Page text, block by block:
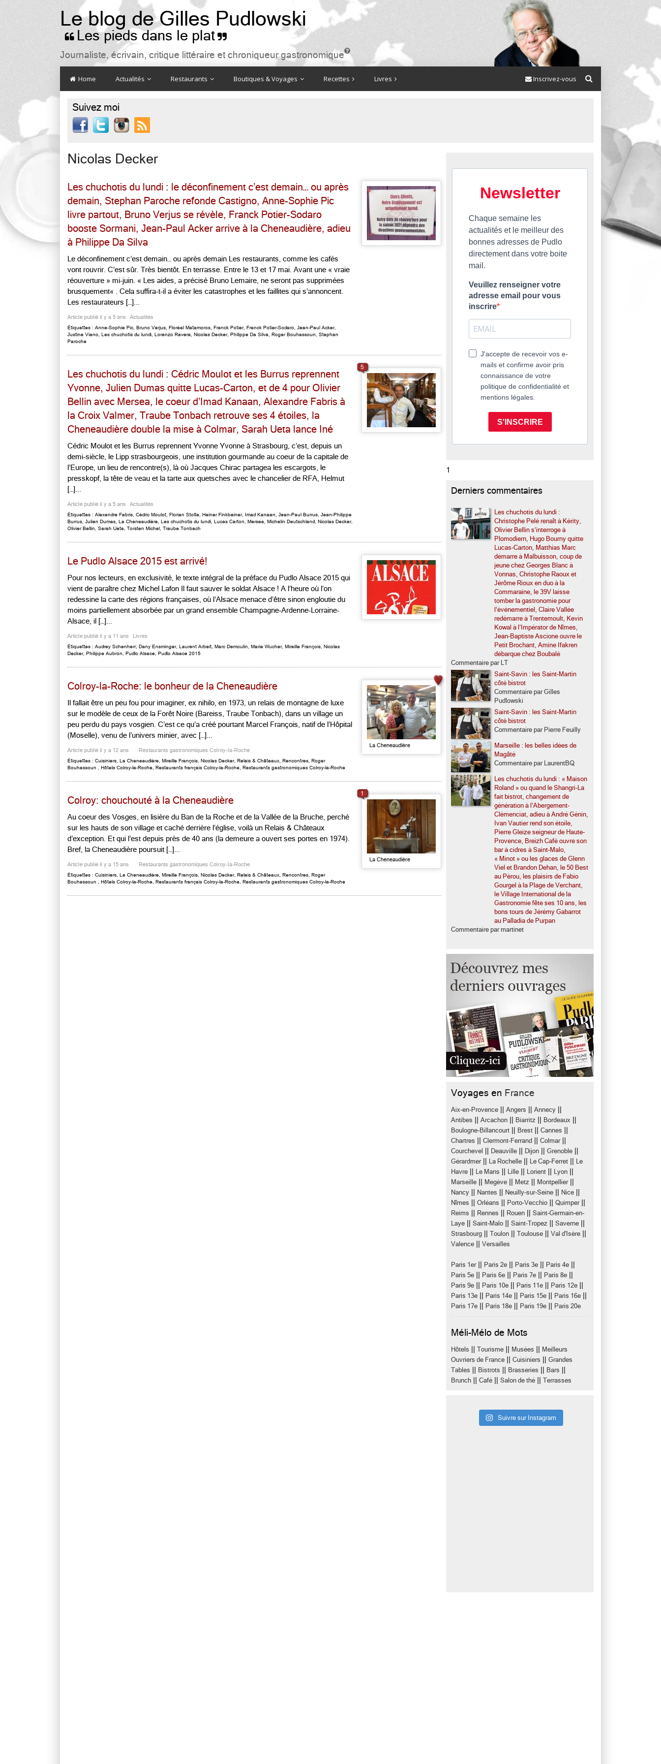
Le blog de Gilles Pudlowski
 Les pieds dans le plat 
Journaliste, écrivain, critique littéraire et chroniqueur gastronomique

Home Actualités Restaurants Boutiques & Voyages Recettes Livres Inscrivez-vous
Suivez moi

Nicolas Decker
Les chuchotis du lundi : le déconfinement c’est demain… ou après
demain, Stephan Paroche refonde Castigno, Anne-Sophie Pic
livre partout, Bruno Verjus se révèle, Franck Potier-Sodaro
booste Sormani, Jean-Paul Acker arrive à la Cheneaudière, adieu
à Philippe Da Silva
Le déconfinement c’est demain… ou après demain Les restaurants, comme les cafés
vont rouvrir. C’est sûr. Très bientôt. En terrasse. Entre le 13 et 17 mai. Avant une « vraie
réouverture » mi-juin. « Les aides, a précisé Bruno Lemaire, ne seront pas supprimées
brusquement« . Cela suffira-t-il a éviter les catastrophes et les faillites qui s’annoncent.
Les restaurateurs […]...
Article publié il y a 5 ans Actualités
Étiquettes : Anne-Sophie Pic Bruno Verjus Floréal Matamoros Franck Potier, Franck Potier-Sodaro Jean-Paul Acker,
Justine Viano Les chuchotis du lundi Lorenzo Ravera Nicolas Decker, Philippe Da Silva Roger Bouhassoun
Stephan
Paroche
Les chuchotis du lundi : Cédric Moulot et les Burrus reprennent
Yvonne, Julien Dumas quitte Lucas-Carton, et de 4 pour Olivier
Bellin avec Mersea, le coeur d’Imad Kanaan, Alexandre Fabris à
la Croix Valmer, Traube Tonbach retrouve ses 4 étoiles, la
Cheneaudière double la mise à Colmar, Sarah Ueta lance Iné
Cédric Moulot et les Burrus reprennent Yvonne Yvonne à Strasbourg, c’est, depuis un
demi-siècle, le Lipp strasbourgeois, une institution gourmande au coeur de la capitale de
l’Europe, un lieu de rencontre(s), là où Jacques Chirac partagea les escargots, le
presskopf, la tête de veau et la tarte aux quetsches avec le chancelier de RFA, Helmut
[…]...
Article publié il y a 5 ans Actualités
Étiquettes : Alexandre Fabris Cédric Moulot Florian Stolte Heiner Finkbeiner, Imad Kanaan Jean-Paul Burrus Jean-Philippe
Burrus Julien Dumas La Cheneaudière Les chuchotis du lundi Lucas Carton Mersea Michelin Deutschland Nicolas Decker,
Olivier Bellin
Sarah Ueta Torsten Michel Traube Tonbach
5
Le Pudlo Alsace 2015 est arrivé!
Pour nos lecteurs, en exclusivité, le texte intégral de la préface du Pudlo Alsace 2015 qui
vient de paraître chez Michel Lafon Il faut sauver le soldat Alsace ! A l’heure où l’on
redessine la carte des régions françaises, où l’Alsace menace d’être sinon engloutie du
moins partiellement absorbée par un grand ensemble Champagne-Ardenne-Lorraine-
Alsace, il […]...
Article publié il y a 11 ans Livres
Étiquettes : Audrey Schenherr, Dany Ensminger, Laurent Arbeit Marc Demoulin Marie Wucher, Mireille François Nicolas
Decker, Philippe Aubron Pudlo Alsace Pudlo Alsace 2015
Colroy-la-Roche: le bonheur de la Cheneaudière
Il fallait être un peu fou pour imaginer, ex nihilo, en 1973, un relais de montagne de luxe
sur le modèle de ceux de la Forêt Noire (Bareiss, Traube Tonbach), dans un village un
peu perdu du pays vosgien. C’est ce qu’a créé pourtant Marcel François, natif de l’Hôpital
(Moselle), venu de l’univers minier, avec […]...
Article publié il y a 12 ans Restaurants gastronomiques Colroy-la-Roche
Étiquettes : Cuisiniers La Cheneaudière Mireille François Nicolas Decker, Relais & Châteaux Rencontres Roger
Bouhassoun
Hôtels Colroy-la-Roche Restaurants français Colroy-la-Roche Restaurants gastronomiques Colroy-la-Roche
La Cheneaudière
Colroy: chouchouté à la Cheneaudière
Au coeur des Vosges, en lisière du Ban de la Roche et de la Vallée de la Bruche, perché
sur les hauts de son village et caché derrière l’église, voilà un Relais & Châteaux
d’exception. Et qui l’est depuis près de 40 ans (la demeure a ouvert ses portes en 1974).
Bref, la Cheneaudière poursuit […]...
Article publié il y a 15 ans Restaurants gastronomiques Colroy-la-Roche
Étiquettes : Cuisiniers La Cheneaudière Mireille François Nicolas Decker, Relais & Châteaux Rencontres Roger
Bouhassoun
Hôtels Colroy-la-Roche Restaurants français Colroy-la-Roche Restaurants gastronomiques Colroy-la-Roche
La Cheneaudière
1
Newsletter
Chaque semaine les
actualités et le meilleur des
bonnes adresses de Pudlo
directement dans votre boite
mail.
Veuillez renseigner votre
adresse email pour vous
inscrire
J'accepte de recevoir vos e-
mails et confirme avoir pris
connaissance de votre
politique de confidentialité et
mentions légales.
S'INSCRIRE
1
Derniers commentaires
Les chuchotis du lundi :
Christophe Pelé renaît à Kérity,
Olivier Bellin s’interroge à
Plomodiern, Hugo Bourny quitte
Lucas-Carton, Matthias Marc
démarre à Malbuisson, coup de
jeune chez Georges Blanc à
Vonnas, Christophe Raoux et
Jérôme Rioux en duo à la
Commaraine, le 39V laisse
tomber la gastronomie pour
l’événementiel, Claire Vallée
redémarre à Trentemoult, Kevin
Kowal à l’Impérator de Nîmes,
Jean-Baptiste Ascione ouvre le
Petit Brochant, Amine Ifakren
débarque chez Boubalé
Commentaire par LT
Saint-Savin : les Saint-Martin
côté bistrot
Commentaire par Gilles
Pudlowski
Saint-Savin : les Saint-Martin
côté bistrot
Commentaire par Pierre Feuilly
Marseille : les belles idées de
Magâté
Commentaire par LaurentBQ
Les chuchotis du lundi : « Maison
Roland » ou quand le Shangri-La
fait bistrot, changement de
génération à l’Abergement-
Clémenciat, adieu à André Génin,
Ivan Vautier rend son étoile,
Pierre Gleize seigneur de Haute-
Provence, Breizh Café ouvre son
bar à cidres à Saint-Malo,
« Minot » ou les glaces de Glenn
Viel et Brandon Dehan, le 50 Best
au Pérou, les plaisirs de Fabio
Gourgel à la Plage de Verchant,
le Village International de la
Gastronomie fête ses 10 ans, les
bons tours de Jérémy Gabarrot
au Palladia de Purpan
Commentaire par martinet
Voyages en France
Aix-en-Provence Angers Annecy
Antibes Arcachon Biarritz Bordeaux
Boulogne-Billancourt Brest Cannes
Chartres Clermont-Ferrand Colmar||
Courchevel Deauville Dijon Grenoble
Gérardmer|| La Rochelle Le Cap-Ferret
Le
Havre
Le Mans Lille Lorient Lyon
Marseille Megève Metz Montpellier||
Nancy Nantes Neuilly-sur-Seine Nice
Nîmes Orléans Porto-Vecchio Quimper||
Reims Rennes Rouen
Saint-Germain-en-
Laye
Saint-Malo Saint-Tropez Saverne
Strasbourg Toulon Toulouse Val d'Isère
Valence Versailles
Paris 1er|| Paris 2e Paris 3e Paris 4e
Paris 5e Paris 6e Paris 7e Paris 8e
Paris 9e Paris 10e Paris 11e Paris 12e
Paris 13e Paris 14e Paris 15e Paris 16e
Paris 17e Paris 18e Paris 19e Paris 20e
Méli-Mélo de Mots
Hôtels Tourisme Musées
Meilleurs
Ouvriers de France
Cuisiniers
Grandes
Tables
Bistrots Brasseries Bars
Brunch Café Salon de thé Terrasses
Suivre sur Instagram